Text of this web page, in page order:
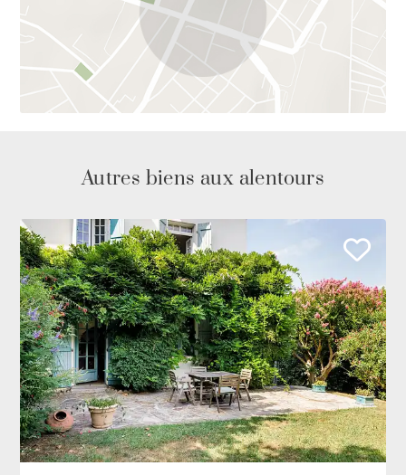
Autres biens aux alentours